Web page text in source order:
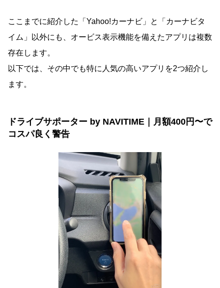
ここまでに紹介した「Yahoo!カーナビ」と「カーナビタ
イム」以外にも、オービス表示機能を備えたアプリは複数
存在します。
以下では、その中でも特に人気の高いアプリを2つ紹介し
ます。
ドライブサポーター by NAVITIME｜月額400円〜で
コスパ良く警告